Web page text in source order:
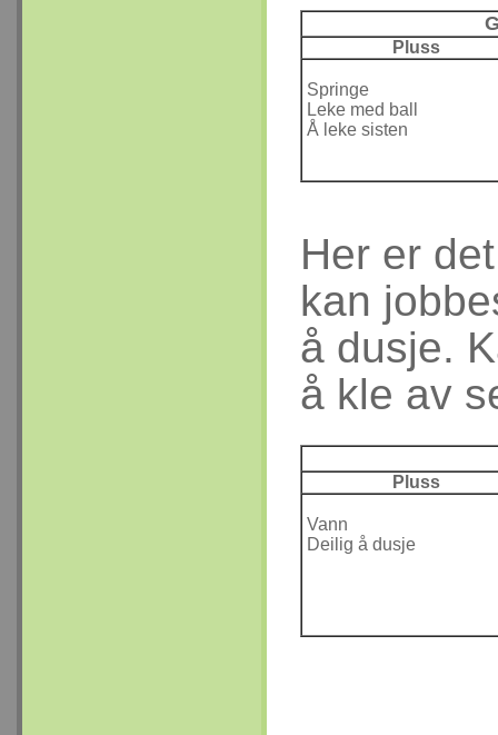
Pluss
Springe
Leke med ball
Å leke sisten
Her er
kan
å dusje.
å kle av
Pluss
Vann
Deilig å dusje